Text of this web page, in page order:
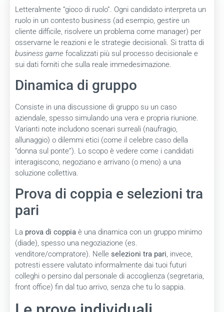
Letteralmente “gioco di ruolo”. Ogni candidato interpreta un
ruolo in un contesto business (ad esempio, gestire un
cliente difficile, risolvere un problema come manager) per
osservarne le reazioni e le strategie decisionali. Si tratta di
business game focalizzati più sul processo decisionale e
sui dati forniti che sulla reale immedesimazione.
Dinamica di gruppo
Consiste in una discussione di gruppo su un caso
aziendale, spesso simulando una vera e propria riunione.
Varianti note includono scenari surreali (naufragio,
allunaggio) o dilemmi etici (come il celebre caso della
“donna sul ponte”). Lo scopo è vedere come i candidati
interagiscono, negoziano e arrivano (o meno) a una
soluzione collettiva.
Prova di coppia e selezioni tra
pari
La prova di coppia è una dinamica con un gruppo minimo
(diade), spesso una negoziazione (es.
venditore/compratore). Nelle selezioni tra pari, invece,
potresti essere valutato informalmente dai tuoi futuri
colleghi o persino dal personale di accoglienza (segretaria,
front office) fin dal tuo arrivo, senza che tu lo sappia.